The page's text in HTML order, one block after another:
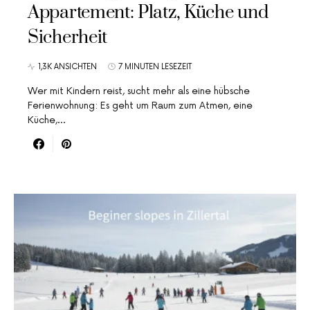
Appartement: Platz, Küche und
Sicherheit
1,3K ANSICHTEN 7 MINUTEN LESEZEIT
Wer mit Kindern reist, sucht mehr als eine hübsche
Ferienwohnung: Es geht um Raum zum Atmen, eine
Küche,…